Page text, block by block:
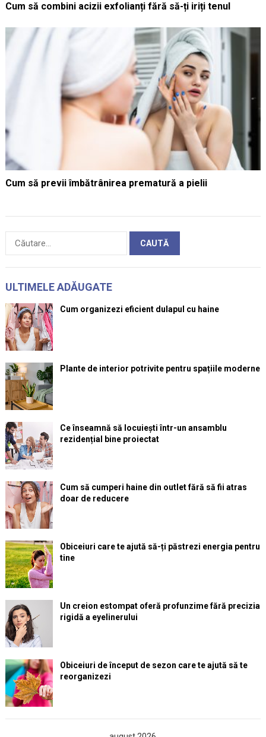
Cum să combini acizii exfolianți fără să-ți iriți tenul
Cum să previi îmbătrânirea prematură a pielii
Caută
ULTIMELE ADĂUGATE
Cum organizezi eficient dulapul cu haine
Plante de interior potrivite pentru spațiile moderne
Ce înseamnă să locuiești într-un ansamblu
rezidențial bine proiectat
Cum să cumperi haine din outlet fără să fii atras
doar de reducere
Obiceiuri care te ajută să-ți păstrezi energia pentru
tine
Un creion estompat oferă profunzime fără precizia
rigidă a eyelinerului
Obiceiuri de început de sezon care te ajută să te
reorganizezi